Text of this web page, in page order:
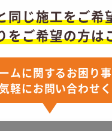
同じ施工をご希
をご希望の方は
ムに関するお困り
軽にお問い合わせ